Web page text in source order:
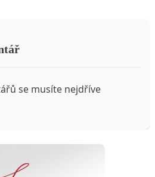
se musíte nejdříve